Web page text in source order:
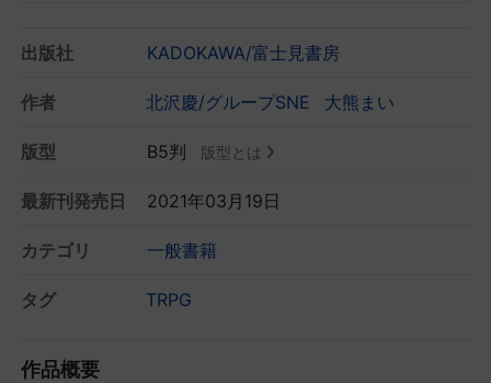
出版社 KADOKAWA/富士見書房
作者 北沢慶/グループSNE 大熊まい
版型 B5判 版型とは
最新刊発売日 2021年03月19日
カテゴリ 一般書籍
タグ TRPG
作品概要